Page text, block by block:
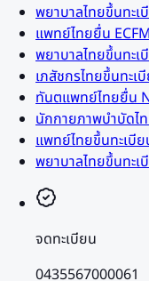
พยาบาลไทยขึ้นทะเ
แพทย์ไทยยื่น
พยาบาลไทยขึ้นทะ
เภสัชกรไทยขึ้นทะเ
ทันตแพทย์ไทยยื่น
นักกายภาพบำบัดไ
แพทย์ไทยขึ้นทะเบี
พยาบาลไทยขึ้นทะ
จดทะเบียน
0435567000061